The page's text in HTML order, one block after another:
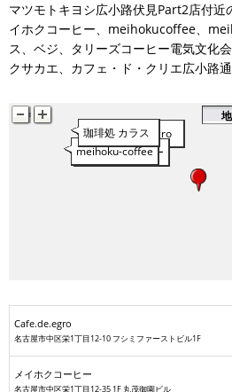
マツモトキヨシ広小路伏見Part2店付
イホクコーヒー、meihokucoffee、
ス、ベジ、タリーズコーヒー電気文化
クサカエ、カフェ・ド・クリエ広小路通
Cafe.de.egro
メイホクコーヒー
meihokucoffee
meihoku-coffee
珈琲処 カラス
タリーズ
オリーブ
カフェ
Cafe.de.egro
名古屋市中区栄1丁目12-10 フシミファーストビル1F
メイホクコーヒー
名古屋市中区栄1丁目12-35 1F 丸茂御園ビル